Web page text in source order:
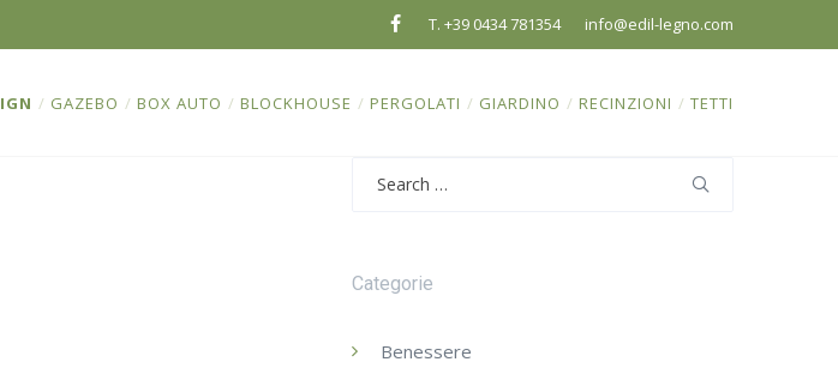
info@edil-legno.com
T. +39 0434 781354
/ GAZEBO / BOX AUTO / BLOCKHOUSE / PERGOLATI / GIARDINO / RECINZIONI / TETTI
Categorie
Benessere